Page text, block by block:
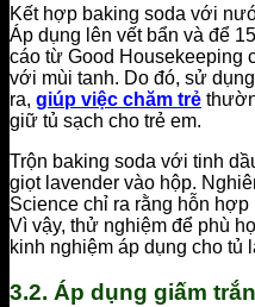
Kết hợp baking soda với
Áp dụng lên vết bẩn và để
cáo từ Good Housekeeping
với mùi tanh. Do đó, sử
ra, giúp việc chăm trẻ
giữ tủ sạch cho trẻ em.
Trộn baking soda với tinh
giọt lavender vào hộp.
Science chỉ ra rằng hỗn
Vì vậy, thử nghiệm để phù
kinh nghiệm áp dụng cho tủ
3.2. Áp dụng giấm